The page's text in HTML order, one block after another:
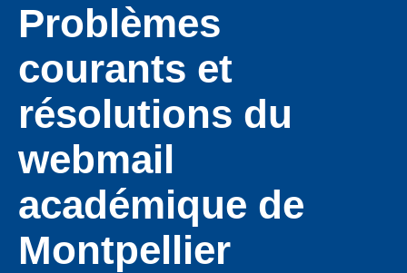
Problèmes
courants et
résolutions du
webmail
académique de
Montpellier